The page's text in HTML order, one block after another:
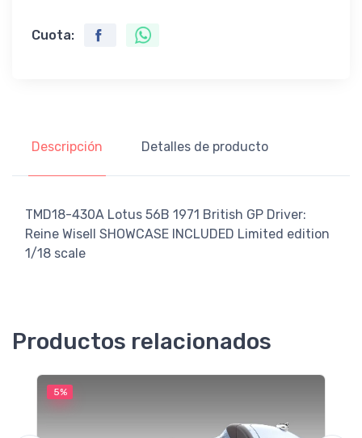
Cuota:
Descripción Detalles de producto
TMD18-430A Lotus 56B 1971 British GP Driver:
Reine Wisell SHOWCASE INCLUDED Limited edition
1/18 scale
Productos relacionados
5%